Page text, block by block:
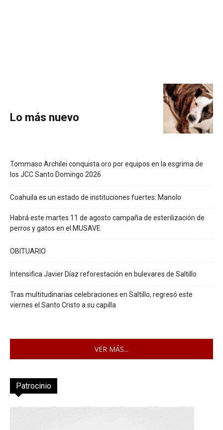
Lo más nuevo
Tommaso Archilei conquista oro por equipos en la esgrima de
los JCC Santo Domingo 2026
Coahuila es un estado de instituciones fuertes: Manolo
Habrá este martes 11 de agosto campaña de esterilización de
perros y gatos en el MUSAVE
OBITUARIO
Intensifica Javier Díaz reforestación en bulevares de Saltillo
Tras multitudinarias celebraciones en Saltillo, regresó este
viernes el Santo Cristo a su capilla
VER MÁS...
Patrocinio